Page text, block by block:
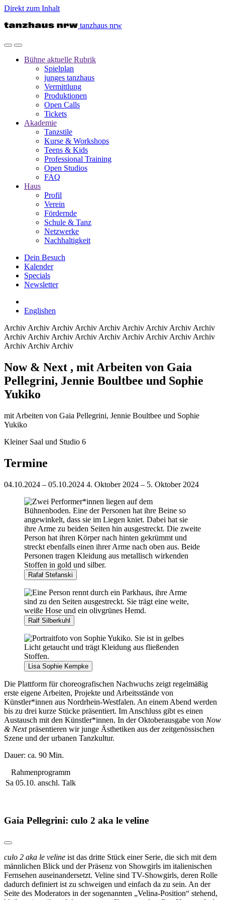
Direkt zum Inhalt
tanzhaus nrw
Bühne aktuelle Rubrik
Spielplan
junges tanzhaus
Vermittlung
Produktionen
Open Calls
Tickets
Akademie
Tanzstile
Kurse & Workshops
Teens & Kids
Professional Training
Open Studios
FAQ
Haus
Profil
Verein
Fördernde
Schule & Tanz
Netzwerke
Nachhaltigkeit
Dein Besuch
Kalender
Specials
Newsletter
Englishen
Archiv Archiv Archiv Archiv Archiv Archiv Archiv Archiv Archiv
Archiv Archiv Archiv Archiv Archiv Archiv Archiv Archiv Archiv
Archiv Archiv Archiv
Now & Next , mit Arbeiten von Gaia
Pellegrini, Jennie Boultbee und Sophie
Yukiko
mit Arbeiten von Gaia Pellegrini, Jennie Boultbee und Sophie
Yukiko
Kleiner Saal und Studio 6
Termine
04.10.2024 – 05.10.2024 4. Oktober 2024 – 5. Oktober 2024
Rafał Stefanski
Ralf Silberkuhl
Lisa Sophie Kempke
Die Plattform für choreografischen Nachwuchs zeigt regelmäßig
erste eigene Arbeiten, Projekte und Arbeitsstände von
Künstler*innen aus Nordrhein-Westfalen. An einem Abend werden
bis zu drei kurze Stücke präsentiert. Im Anschluss gibt es einen
Austausch mit den Künstler*innen. In der Oktoberausgabe von Now
& Nextpräsentieren wir junge Ästhetiken aus der zeitgenössischen
Szene und der urbanen Tanzkultur.
Dauer: ca. 90 Min.
Rahmenprogramm
Sa 05.10. anschl. Talk
Gaia Pellegrini: culo 2 aka le veline
culo 2 aka le veline ist das dritte Stück einer Serie, die sich mit dem
männlichen Blick und der Präsenz von Showgirls im italienischen
Fernsehen auseinandersetzt. Veline sind TV-Showgirls, deren Rolle
dadurch definiert ist zu schweigen und einfach da zu sein. An der
Seite des Moderators in der sogenannten „Velina-Position“ stehend,